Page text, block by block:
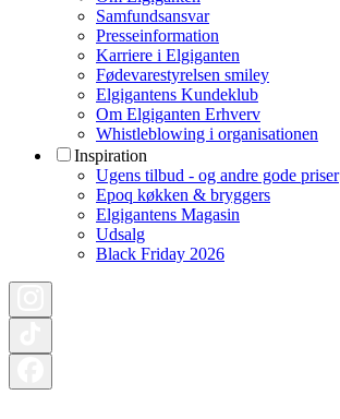
Samfundsansvar
Presseinformation
Karriere i Elgiganten
Fødevarestyrelsen smiley
Elgigantens Kundeklub
Om Elgiganten Erhverv
Whistleblowing i organisationen
Inspiration
Ugens tilbud - og andre gode priser
Epoq køkken & bryggers
Elgigantens Magasin
Udsalg
Black Friday 2026